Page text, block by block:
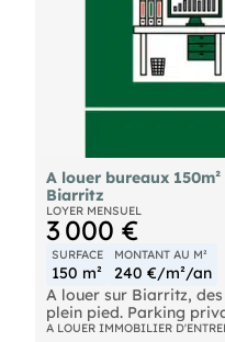
A louer bureaux
Biarritz
LOYER MENSUEL
3 000 €
SURFACE
150 m²
MONTANT AU M²
240 €/m²/an
A louer sur Biarritz,
plein pied. Parking
stationnement sur la
A LOUER IMMOBILIER